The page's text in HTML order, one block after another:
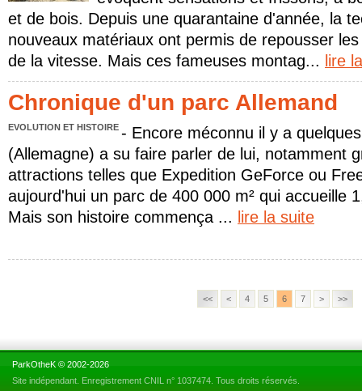
et de bois. Depuis une quarantaine d'année, la
nouveaux matériaux ont permis de repousser
de la vitesse. Mais ces fameuses montag... lire
Chronique d'un parc Allemand
EVOLUTION ET HISTOIRE - Encore méconnu il y a
(Allemagne) a su faire parler de lui, notamment
attractions telles que Expedition GeForce ou
aujourd'hui un parc de 400 000 m² qui accueille
Mais son histoire commença ... lire la suite
<< < 4 5 6 7 > >>
ParkOtheK © 2002-2026
Site indépendant. Enregistrement CNIL n° 1037474. Tous droits réservés.